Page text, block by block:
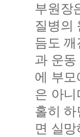
부원장
질병의
듬도 깨
과 운
에 부
은 아
홀히
면 실